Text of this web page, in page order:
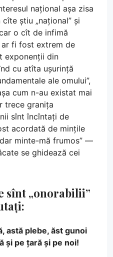
național așa zisa
știu „național” și
o cît de infimă
ar fi fost extrem de
exponenții din
cu atîta ușurință
ale omului”,
cum n-au existat mai
trece granița
sînt încîntați de
acordată de mințile
minte-mă frumos” —
se ghidează cei
sînt „onorabilii”
astă plebe, ăst gunoi
și pe țară și pe noi!